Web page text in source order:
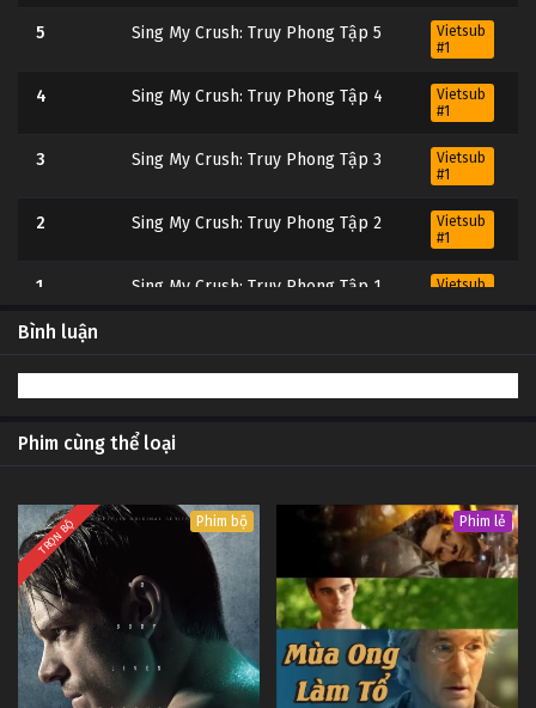
5 Sing My Crush: Truy Phong Tập 5
Vietsub
#1
4 Sing My Crush: Truy Phong Tập 4
Vietsub
#1
3 Sing My Crush: Truy Phong Tập 3
Vietsub
#1
2 Sing My Crush: Truy Phong Tập 2
Vietsub
#1
1 Sing My Crush: Truy Phong Tập 1
Vietsub
Bình luận
Phim cùng thể loại
TRỌN BỘ Phim bộ Phim lẻ